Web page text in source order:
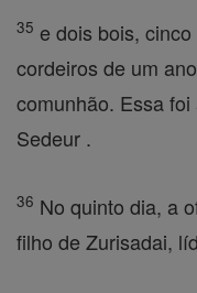
35 e dois bois,
cordeiros de um
comunhão. Essa
Sedeur .
36 No quinto dia, a
filho de Zurisadai,